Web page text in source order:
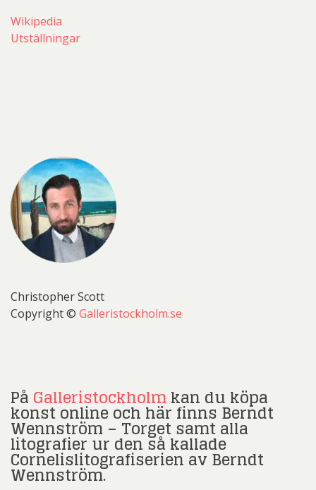
Wikipedia
Utställningar
Christopher Scott
Copyright © Galleristockholm.se
På Galleristockholmkan du köpa
konst online och här finns Berndt
Wennström – Torget samt alla
litografier ur den så kallade
Cornelislitografiserien av Berndt
Wennström.